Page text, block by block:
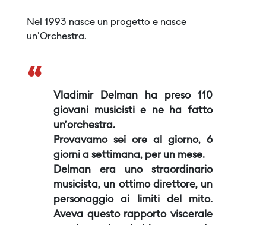
Nel 1993 nasce un progetto e nasce
un'Orchestra.
“
Vladimir Delman ha preso 110
giovani musicisti e ne ha fatto
un’orchestra.
Provavamo sei ore al giorno, 6
giorni a settimana, per un mese.
Delman era uno straordinario
musicista, un ottimo direttore, un
personaggio ai limiti del mito.
Aveva questo rapporto viscerale